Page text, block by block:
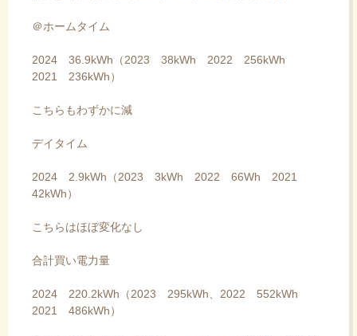
＠ホームタイム
2024 36.9kWh（2023 38kWh 2022 256kWh
2021 236kWh）
こちらもわずかに減
デイタイム
2024 2.9kWh（2023 3kWh 2022 66Wh 2021
42kWh）
こちらはほぼ変化なし
合計買い電力量
2024 220.2kWh（2023 295kWh、2022 552kWh
2021 486kWh）